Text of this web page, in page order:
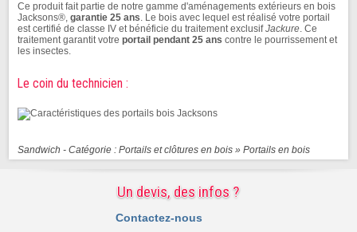
Ce produit fait partie de notre gamme d'aménagements extérieurs en bois
Jacksons®, garantie 25 ans. Le bois avec lequel est réalisé votre portail
est certifié de classe IV et bénéficie du traitement exclusifJackure. Ce
traitement garantit votre portail pendant 25 ans contre le pourrissement et
les insectes.
Le coin du technicien :
Sandwich - Catégorie : Portails et clôtures en bois » Portails en bois
Un devis, des infos ?
Contactez-nous